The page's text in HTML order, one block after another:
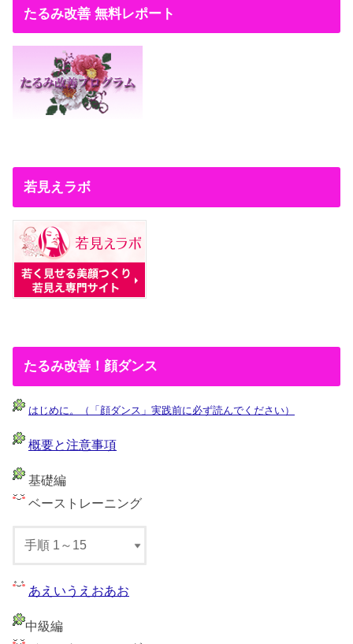
たるみ改善 無料レポート
若見えラボ
たるみ改善！顔ダンス
はじめに。（「顔ダンス」実践前に必ず読んでください）
概要と注意事項
基礎編
ベーストレーニング
あえいうえおあお
中級編